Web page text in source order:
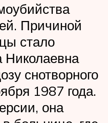
Причиной
стало
Николаевна
снотворного
1987 года.
она